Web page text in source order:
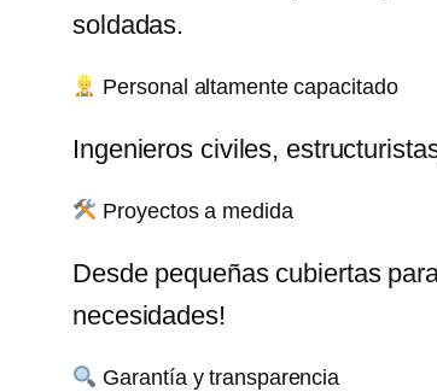
soldadas.
Personal altamente capacitado
Ingenieros civiles,
Proyectos a medida
Desde pequeñas cubiertas
necesidades!
Garantía y transparencia